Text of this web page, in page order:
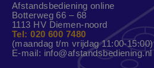
Afstandsbediening online
Botterweg 66 – 68
1113 HV Diemen-noord
Tel: 020 600 7480
(maandag t/m vrijdag 11:00-15:00)
E-mail: info@afstandsbediening.nl